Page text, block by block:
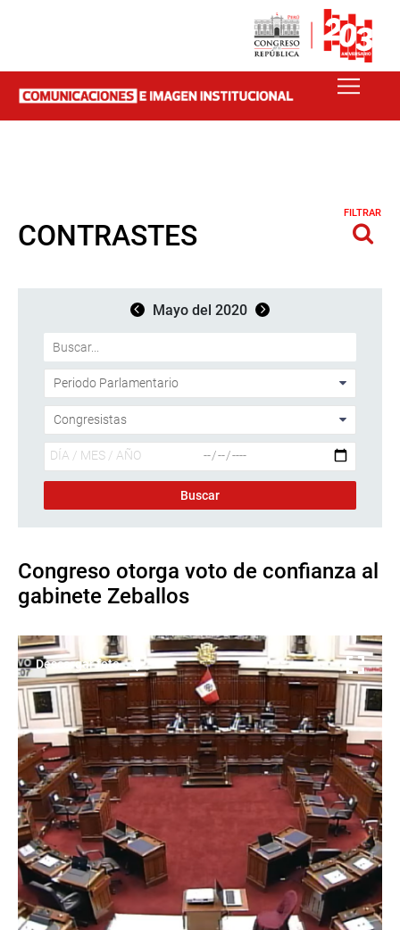
CONTRASTES
FILTRAR
Mayo del 2020
Congreso otorga voto de confianza al
gabinete Zeballos
Descargar foto